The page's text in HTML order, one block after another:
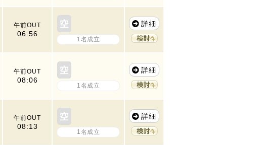
午前OUT
06:56
1名成立
詳細
午前OUT
08:06
1名成立
詳細
午前OUT
08:13
1名成立
詳細